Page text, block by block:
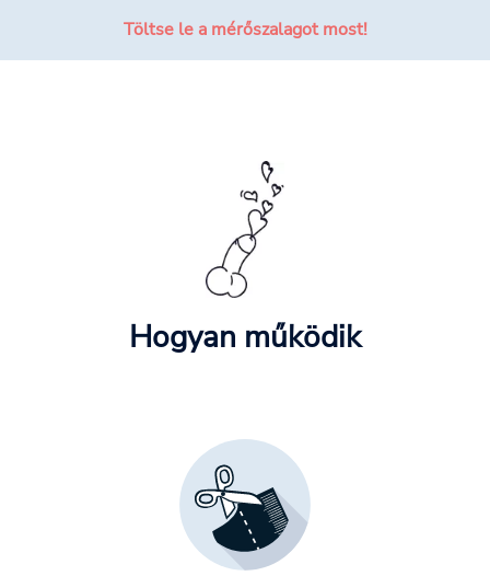
Töltse le a mérőszalagot most!
Hogyan működik